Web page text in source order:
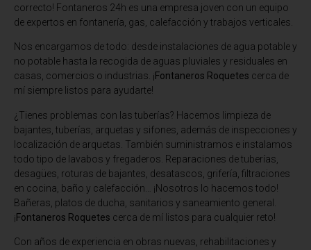
correcto! Fontaneros 24h es una empresa joven con un equipo
de expertos en fontanería, gas, calefacción y trabajos verticales.
Nos encargamos de todo: desde instalaciones de agua potable y
no potable hasta la recogida de aguas pluviales y residuales en
casas, comercios o industrias. ¡Fontaneros Roquetes cerca de
mí siempre listos para ayudarte!
¿Tienes problemas con las tuberías? Hacemos limpieza de
bajantes, tuberías, arquetas y sifones, además de inspecciones y
localización de arquetas. También suministramos e instalamos
todo tipo de lavabos y fregaderos. Reparaciones de tuberías,
desagües, roturas de bajantes, desatascos, grifería, filtraciones
en cocina, baño y calefacción… ¡Nosotros lo hacemos todo!
Bañeras, platos de ducha, sanitarios y saneamiento general.
¡Fontaneros Roquetes cerca de mí listos para cualquier reto!
Con años de experiencia en obras nuevas, rehabilitaciones y